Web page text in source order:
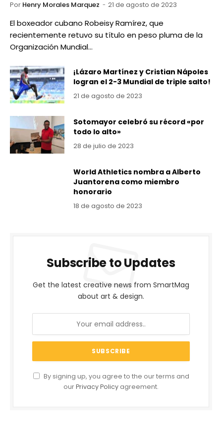
Por Henry Morales Marquez 21 de agosto de 2023
El boxeador cubano Robeisy Ramírez, que
recientemente retuvo su título en peso pluma de la
Organización Mundial…
¡Lázaro Martínez y Cristian Nápoles
logran el 2-3 Mundial de triple salto!
21 de agosto de 2023
Sotomayor celebró su récord «por
todo lo alto»
28 de julio de 2023
World Athletics nombra a Alberto
Juantorena como miembro
honorario
18 de agosto de 2023
Subscribe to Updates
Get the latest creative news from SmartMag
about art & design.
By signing up, you agree to the our terms and
ourPrivacy Policy agreement.